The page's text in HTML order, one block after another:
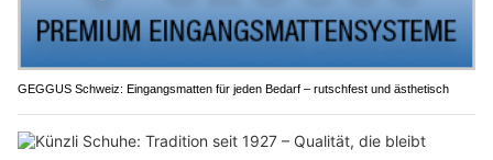
GEGGUS Schweiz: Eingangsmatten für jeden Bedarf – rutschfest und ästhetisch